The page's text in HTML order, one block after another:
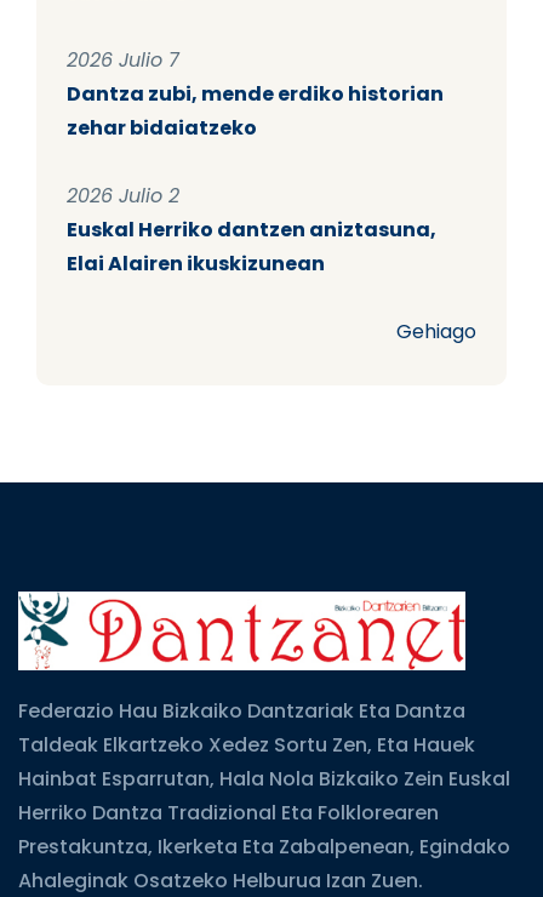
2026 Julio 7
Dantza zubi, mende erdiko historian
zehar bidaiatzeko
2026 Julio 2
Euskal Herriko dantzen aniztasuna,
Elai Alairen ikuskizunean
Gehiago
Federazio Hau Bizkaiko Dantzariak Eta Dantza
Taldeak Elkartzeko Xedez Sortu Zen, Eta Hauek
Hainbat Esparrutan, Hala Nola Bizkaiko Zein Euskal
Herriko Dantza Tradizional Eta Folklorearen
Prestakuntza, Ikerketa Eta Zabalpenean, Egindako
Ahaleginak Osatzeko Helburua Izan Zuen.